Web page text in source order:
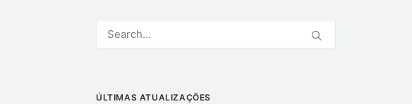
ÚLTIMAS ATUALIZAÇÕES